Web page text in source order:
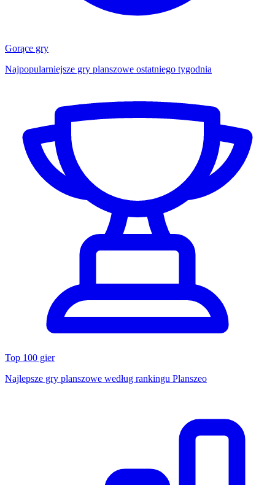
Gorące gry
Najpopularniejsze gry planszowe ostatniego tygodnia
Top 100 gier
Najlepsze gry planszowe według rankingu Planszeo